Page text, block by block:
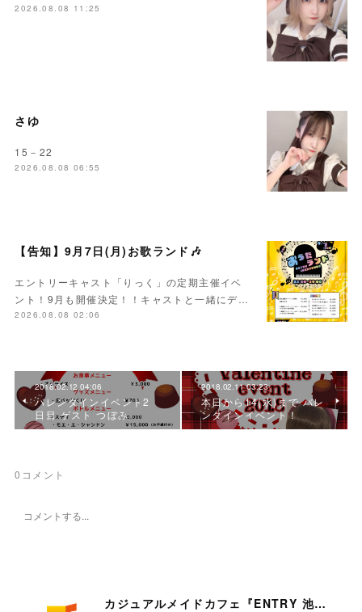
2026.08.08 11:25
さゆ
15－22
2026.08.08 06:55
【告知】9月7日(月)お歌ランド🎶
エントリーキャスト「りっく」の定期主催イベ
ント！9月も開催決定！！キャストと一緒にデ…
2026.08.08 02:06
2018.02.12 04:06
バレンタインイベント2
日目 ゲスト つぼみ
2018.02.11 03:23
本日から14(水)まで バレ
ンタインイベント！
0 コメント
カジュアルメイドカフェ『ENTRY 池袋店』